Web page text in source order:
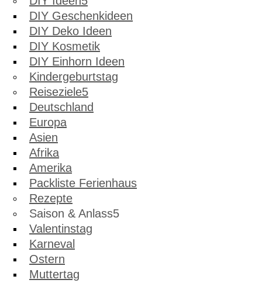
DIY Geschenkideen
DIY Deko Ideen
DIY Kosmetik
DIY Einhorn Ideen
Kindergeburtstag
Reiseziele
Deutschland
Europa
Asien
Afrika
Amerika
Packliste Ferienhaus
Rezepte
Saison & Anlass
Valentinstag
Karneval
Ostern
Muttertag